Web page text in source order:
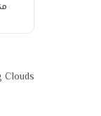
Clouds